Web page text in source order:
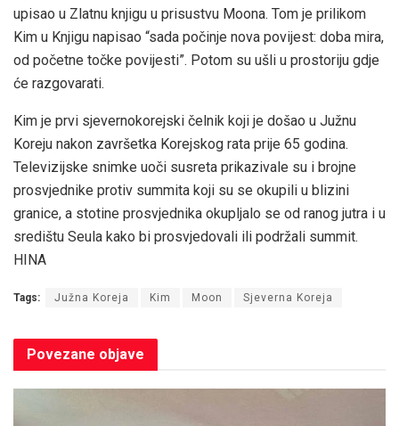
upisao u Zlatnu knjigu u prisustvu Moona. Tom je prilikom
Kim u Knjigu napisao “sada počinje nova povijest: doba mira,
od početne točke povijesti”. Potom su ušli u prostoriju gdje
će razgovarati.
Kim je prvi sjevernokorejski čelnik koji je došao u Južnu
Koreju nakon završetka Korejskog rata prije 65 godina.
Televizijske snimke uoči susreta prikazivale su i brojne
prosvjednike protiv summita koji su se okupili u blizini
granice, a stotine prosvjednika okupljalo se od ranog jutra i u
središtu Seula kako bi prosvjedovali ili podržali summit.
HINA
Tags: Južna Koreja Kim Moon Sjeverna Koreja
Povezane objave